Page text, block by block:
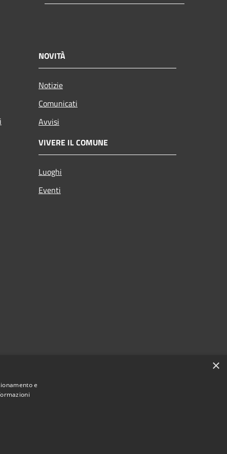
NOVITÀ
Notizie
Comunicati
Avvisi
VIVERE IL COMUNE
Luoghi
Eventi
×
e